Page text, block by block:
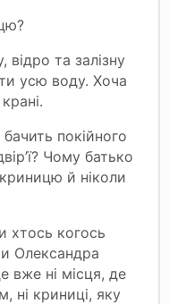
відро та залізну
усю воду. Хоча
покійного
Чому батько
й ніколи
хтось когось
Олександра
вже ні місця, де
ні криниці, яку